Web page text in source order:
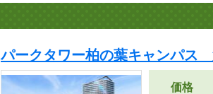
パークタワー柏の葉キャンパス
価格